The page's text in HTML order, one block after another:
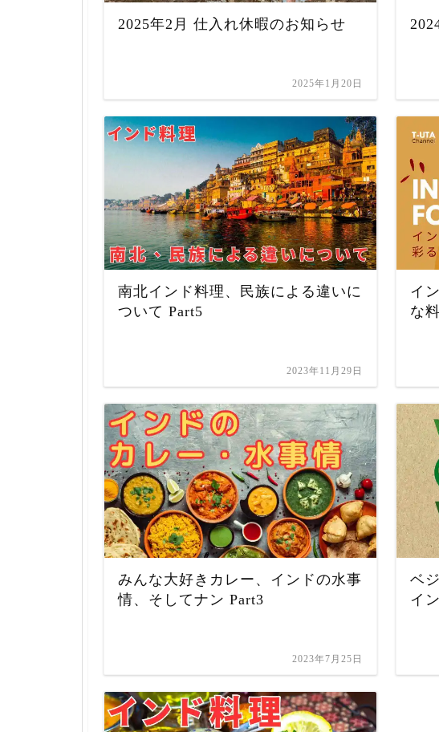
2025年2月 仕入れ休暇のお知らせ
2025年1月20日
南北インド料理、民族による違いに
ついて Part5
2023年11月29日
イ
な
みんな大好きカレー、インドの水事
情、そしてナン Part3
2023年7月25日
ベ
イ